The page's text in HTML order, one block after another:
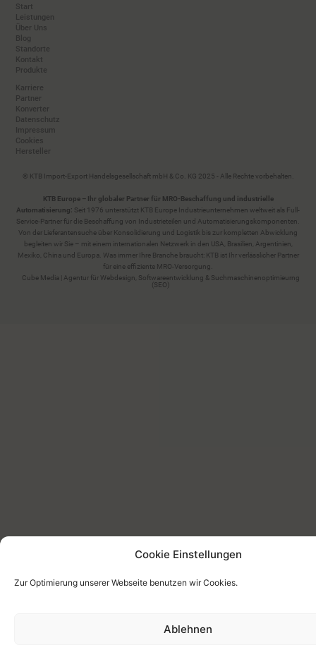
Cookie Einstellungen
Zur Optimierung unserer Webseite benutzen wir Cookies.
Ablehnen
Start
Leistungen
Über Uns
Blog
Standorte
Kontakt
Produkte
Karriere
Partner
Konverter
Datenschutz
Impressum
Cookies
Hersteller
© KTB Import-Export Handelsgesellschaft mbH & Co. KG 2025 - Alle Rechte vorbehalten.
KTB Europe – Ihr globaler Partner für MRO-Beschaffung und industrielle
Automatisierung: Seit 1976 unterstützt KTB Europe Industrieunternehmen weltweit als Full-
Service-Partner für die Beschaffung von Industrieteilen und Automatisierungskomponenten.
Von der Lieferantensuche über Konsolidierung und Logistik bis zur kompletten Abwicklung
begleiten wir Sie – mit einem internationalen Netzwerk in den USA, Brasilien, Argentinien,
Mexiko, China und Europa. Was immer Ihre Branche braucht: KTB ist Ihr verlässlicher Partner
für eine effiziente MRO-Versorgung.
Cube Media | Agentur für Webdesign, Softwareentwicklung & Suchmaschinenoptimieurng
(SEO)